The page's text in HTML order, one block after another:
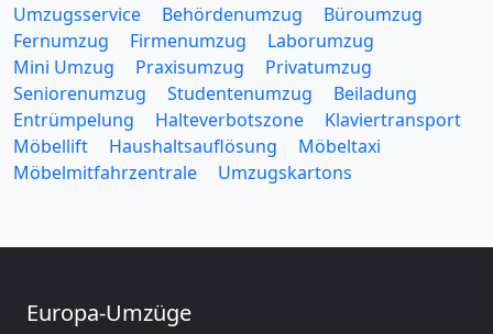
Umzugsservice Behördenumzug
Büroumzug
Fernumzug
Firmenumzug
Laborumzug
Mini Umzug
Praxisumzug
Privatumzug
Seniorenumzug
Studentenumzug
Beiladung
Entrümpelung
Halteverbotszone
Klaviertransport
Möbellift
Haushaltsauflösung
Möbeltaxi
Möbelmitfahrzentrale
Umzugskartons
Europa-Umzüge